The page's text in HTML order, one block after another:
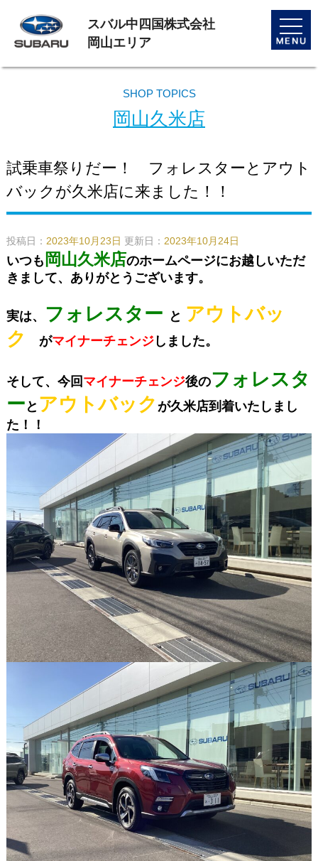
toggle
スバル中四国株式会社
岡山エリア
SHOP TOPICS
岡山久米店
試乗車祭りだー！ フォレスターとアウト
バックが久米店に来ました！！
投稿日： 2023年10月23日 更新日： 2023年10月24日
いつも 岡山久米店のホームページにお越しいただ
きまして、ありがとうございます。
実は、 フォレスター と アウトバッ
ク
がマイナーチェンジしました。
そして、今回 マイナーチェンジ後のフォレスタ
ー と アウトバック が久米店到着いたしまし
た！！